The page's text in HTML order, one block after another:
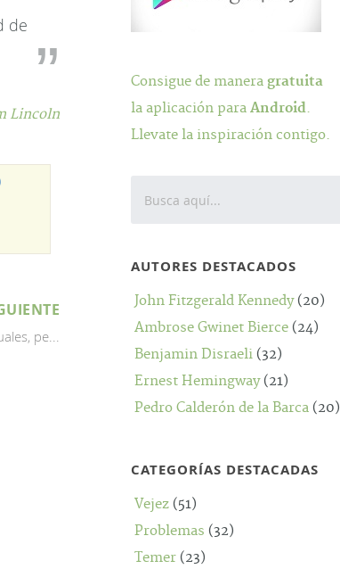
de
Lincoln
pe...
Consigue de maneragratuita
la aplicación paraAndroid.
Llevate la inspiración contigo.
AUTORES DESTACADOS
John Fitzgerald Kennedy(20)
Ambrose Gwinet Bierce (24)
Benjamin Disraeli (32)
Ernest Hemingway(21)
Pedro Calderón de la Barca (20)
CATEGORÍAS DESTACADAS
Vejez (51)
Problemas (32)
Temer (23)